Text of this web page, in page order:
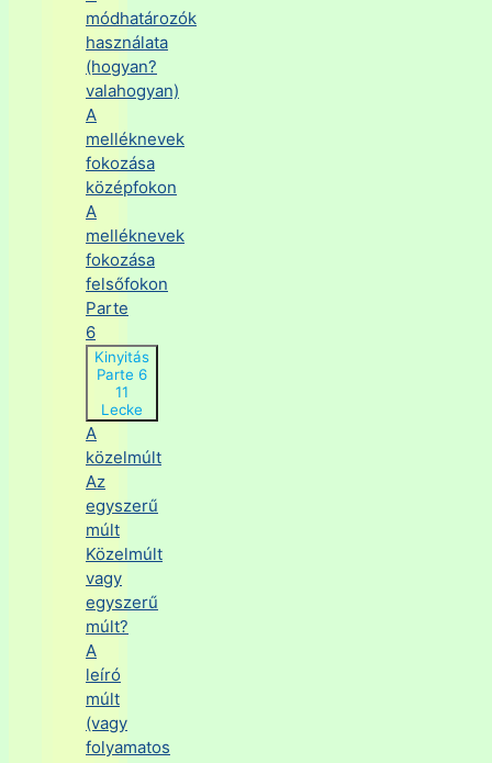
módhatározók
használata
(hogyan?
valahogyan)
A
melléknevek
fokozása
középfokon
A
melléknevek
fokozása
felsőfokon
Parte
6
Kinyitás
Parte 6
11
Lecke
A
közelmúlt
Az
egyszerű
múlt
Közelmúlt
vagy
egyszerű
múlt?
A
leíró
múlt
(vagy
folyamatos